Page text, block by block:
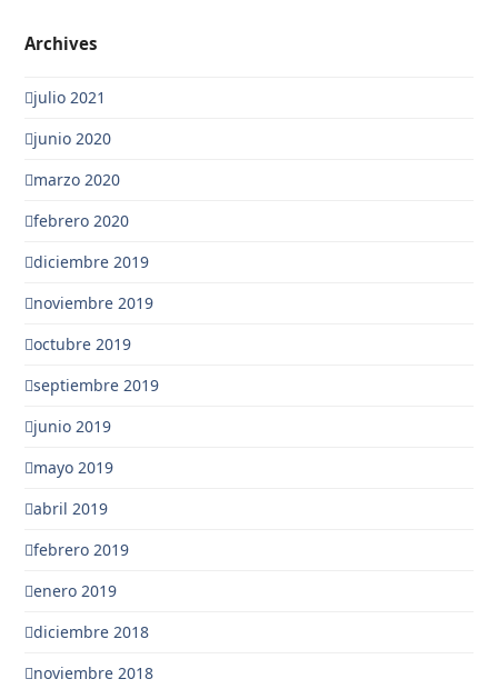
Archives
julio 2021
junio 2020
marzo 2020
febrero 2020
diciembre 2019
noviembre 2019
octubre 2019
septiembre 2019
junio 2019
mayo 2019
abril 2019
febrero 2019
enero 2019
diciembre 2018
noviembre 2018